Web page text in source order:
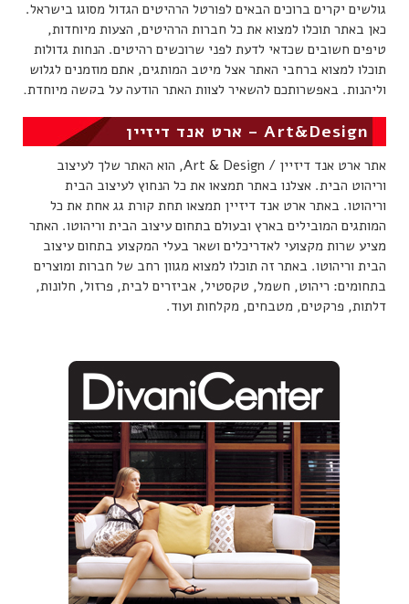
כאן באתר תוכלו למצוא את כל חברות הרהיטים, הצעות מיוחדות,
טיפים חשובים שכדאי לדעת לפני שרוכשים רהיטים. הנחות גדולות
תוכלו למצוא ברחבי האתר אצל מיטב המותגים, אתם מוזמנים לגלוש
וליהנות. באפשרותכם להשאיר לצוות האתר הודעה על בקשה מיוחדת,
אחד מנציגנו יחזור אלכם בהקדם.
Art&Design – ארט אנד דיזיין
אתר ארט אנד דיזיין / Art & Design, הוא האתר שלך לעיצוב
וריהוט הבית. אצלנו באתר תמצאו את כל הנחוץ לעיצוב הבית
וריהוטו. באתר ארט אנד דיזיין תמצאו תחת קורת גג אחת את כל
המותגים המובילים בארץ ובעולם בתחום עיצוב הבית וריהוטו. האתר
מציע שרות מקצועי לאדריכלים ושאר בעלי המקצוע בתחום עיצוב
הבית וריהוטו. באתר זה תוכלו למצוא מגוון רחב של חברות ומוצרים
בתחומים: ריהוט, חשמל, טקסטיל, אביזרים לבית, פרזול, חלונות,
דלתות, פרקטים, מטבחים, מקלחות ועוד.